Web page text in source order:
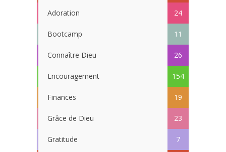
Adoration 24
Bootcamp 11
Connaître Dieu 26
Encouragement 154
Finances 19
Grâce de Dieu 23
Gratitude 7